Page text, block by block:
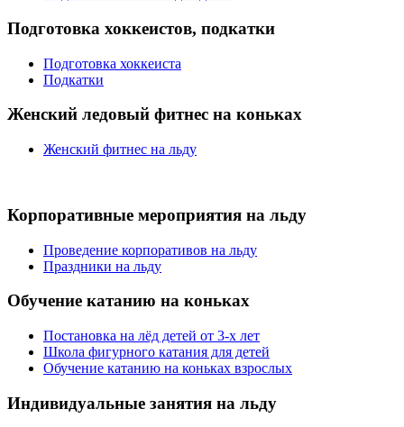
Подготовка хоккеистов, подкатки
Подготовка хоккеиста
Подкатки
Женский ледовый фитнес на коньках
Женский фитнес на льду
Корпоративные мероприятия на льду
Проведение корпоративов на льду
Праздники на льду
Обучение катанию на коньках
Постановка на лёд детей от 3-х лет
Школа фигурного катания для детей
Обучение катанию на коньках взрослых
Индивидуальные занятия на льду